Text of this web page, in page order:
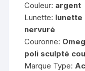
Couleur: argent
Lunette: lunette
nervuré
Couronne:
poli sculpté
Marque Type: